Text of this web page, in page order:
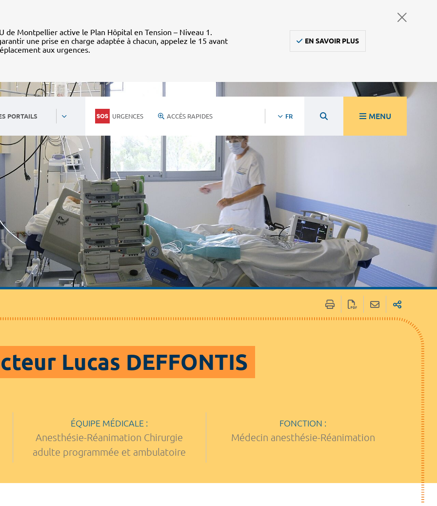
de Montpellier active le Plan Hôpital en Tension – Niveau 1.
une prise en charge adaptée à chacun, appelez le 15 avant
aux urgences.
EN SAVOIR PLUS
PORTAILS URGENCES ACCÈS RAPIDES FR MENU
Lucas DEFFONTIS
ÉQUIPE MÉDICALE :
Anesthésie-Réanimation Chirurgie
adulte programmée et ambulatoire
FONCTION :
Médecin anesthésie-Réanimation